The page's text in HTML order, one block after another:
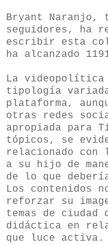
Bryant Naranjo,
seguidores, ha
escribir esta
ha alcanzado
La videopolítica
tipología
plataforma,
otras redes
apropiada para
tópicos, se
relacionado con
a su hijo de
de lo que
Los contenidos
reforzar su
temas de ciudad
didáctica en
que luce activa.